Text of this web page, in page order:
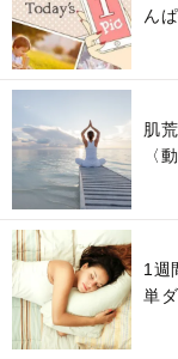
ん
肌
〈
1週
単